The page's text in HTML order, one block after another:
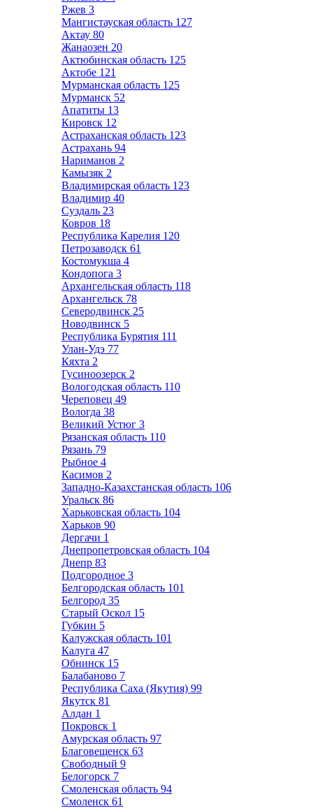
Ржев 3
Мангистауская область 127
Актау 80
Жанаозен 20
Актюбинская область 125
Актобе 121
Мурманская область 125
Мурманск 52
Апатиты 13
Кировск 12
Астраханская область 123
Астрахань 94
Нариманов 2
Камызяк 2
Владимирская область 123
Владимир 40
Суздаль 23
Ковров 18
Республика Карелия 120
Петрозаводск 61
Костомукша 4
Кондопога 3
Архангельская область 118
Архангельск 78
Северодвинск 25
Новодвинск 5
Республика Бурятия 111
Улан-Удэ 77
Кяхта 2
Гусиноозерск 2
Вологодская область 110
Череповец 49
Вологда 38
Великий Устюг 3
Рязанская область 110
Рязань 79
Рыбное 4
Касимов 2
Западно-Казахстанская область 106
Уральск 86
Харьковская область 104
Харьков 90
Дергачи 1
Днепропетровская область 104
Днепр 83
Подгородное 3
Белгородская область 101
Белгород 35
Старый Оскол 15
Губкин 5
Калужская область 101
Калуга 47
Обнинск 15
Балабаново 7
Республика Саха (Якутия) 99
Якутск 81
Алдан 1
Покровск 1
Амурская область 97
Благовещенск 63
Свободный 9
Белогорск 7
Смоленская область 94
Смоленск 61